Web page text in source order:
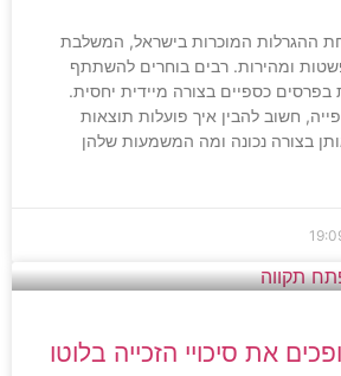
ההגרלות המוכרות בישראל, המשלבת
ומהירות. רבים בוחרים להשתתף
בפרסים כספיים בצורה מיידית יחסית.
חשוב להבין איך פועלות תוצאות
בצורה נכונה ומה המשמעות שלהן
את סיכויי הזכייה בלוטו